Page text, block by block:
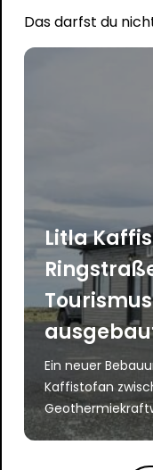
Das darfst du
Litla
Ein neuer
Kaffistofan